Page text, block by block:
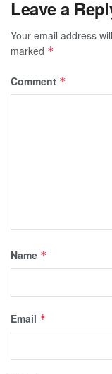
Leave a
Your email address
marked *
Comment *
Name *
Email *